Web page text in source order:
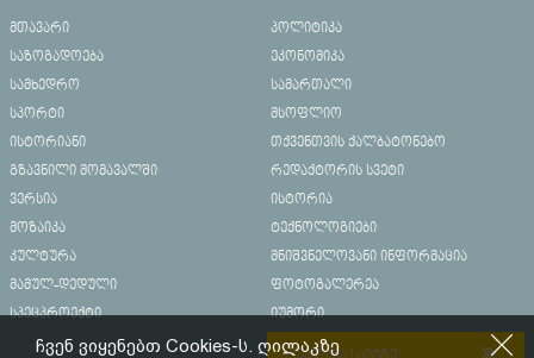
მთავარი
პოლიტიკა
საზოგადოება
ეკონომიკა
სამხედრო
სამართალი
სპორტი
მსოფლიო
ისტორიანი
თქვენთვის ქალბატონებო
გზავნილი მომავალში
რედაქტორის სვეტი
ვერსია
ისტორია
მოზაიკა
ტექნოლოგიები
კულტურა
მნიშვნელოვანი ინფორმაცია
მამულ-დედული
ფოტოგალერეა
სპეცპროექტი
იუმორი
ჩვენ ვიყენებთ Cookies-ს. ღილაკზე